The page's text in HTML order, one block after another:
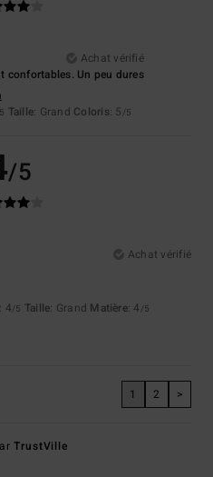
Achat vérifié
confortables. Un peu dures
Taille: Grand Coloris: 5 /5
/5
Achat vérifié
: 4/5 Taille: Grand Matière: 4 /5
1 2 >
TrustVille